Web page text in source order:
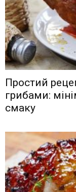
Простий
грибами:
смаку